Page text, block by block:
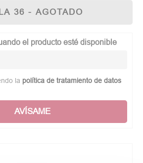
36 - AGOTADO
el producto esté disponible
la política de tratamiento de datos
AVÍSAME